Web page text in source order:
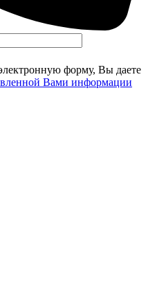
форму, Вы даете
Вами информации